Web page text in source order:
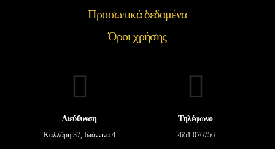
Προσωπικά δεδομένα
Όροι χρήσης
Διεύθυνση
Καλλάρη 37, Ιωάννινα 4
Τηλέφωνο
2651 076756